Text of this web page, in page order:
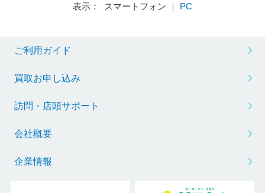
表示： スマートフォン ｜ PC
ご利用ガイド
買取お申し込み
訪問・店頭サポート
会社概要
企業情報